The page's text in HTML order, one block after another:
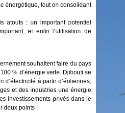
énergétique, tout en consolidant
atouts : un important potentiel
et enfin l’utilisation de
souhaitent faire du pays
% d’énergie verte. Djibouti se
d’électricité à partir d’éoliennes,
et des industries une énergie
investissements privés dans le
deux points :